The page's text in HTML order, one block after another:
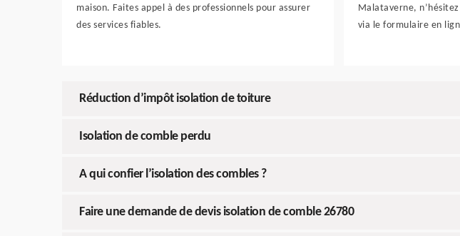
maison. Faites appel à des professionnels pour assurer
des services fiables.
Malataverne,
via le formulaire en
Réduction d’impôt isolation de toiture
Isolation de comble perdu
A qui confier l’isolation des combles ?
Faire une demande de devis isolation de comble 26780